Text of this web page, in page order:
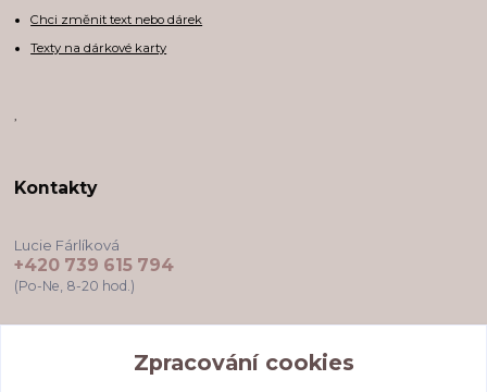
Chci změnit text nebo dárek
Texty na dárkové karty
,
Kontakty
Lucie Fárlíková
+420 739 615 794
(Po-Ne, 8-20 hod.)
Zpracování cookies